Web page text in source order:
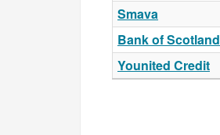
Smava
Bank of Scotland
Younited Credit